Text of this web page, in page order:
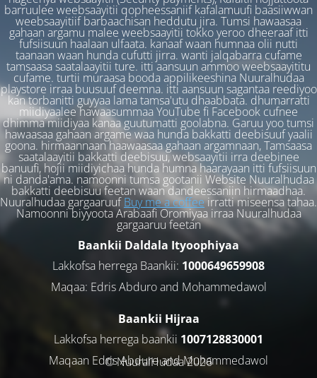
barruulee weebsaayitii qopheessaniif kafalamuufi baasiiwwan
weebsaayitiif barbaachisan heddutu jira. Tumsi hawaasaa
gahaan argamu malee weebsaayitii tokko yeroo dheeraaf itti
fufsiisuun haalaan ulfaata. kanaaf waan humnaa olii nutti
taanaan waan hunda cufutti jirra. wanti jalqabarra cufame
tamsaasa saatalaayitii ture. itti aansuun ammoo weebsaayititu
cufame. turtii muraasa booda appilikeeshina Nuuralhudaa
playstore irraa buusuuf deemna. itti aansuun sagantaa reediyoo
kan torbanitti guyyaa lama tamsa'utu dhaabbata. dhumarratti
miidiyaalee hawaasummaa YouTube fi Facebook cufnee
dhimma miidiyaa kanaa guutumatti goolabna. Garuu yoo tumsi
hawaasaa gahaan argame waa hunda bakkatti deebisuuf yaalii
goona. hirmaannaan haawaasaa gahaan argamnaan, Tamsaasa
saatalaayitii bakkatti deebisuu, websaayitii irra deebinee
banuufi, hojii miidiyichaa hunda humna haarayaan itti fufsiisuun
ni danda'ama. namoonni tumsa gootanii Website Nuuralhudaa
bakkatti deebisuu feetan waan dandeessaniin hirmaadhaa.
Nuuralhudaa gargaaruufBuy me a coffeeirratti miseensa tahaa.
Namoonni biyyoota Arabaafi Oromiyaa irraa Nuuralhudaa
gargaaruu feetan
Baankii Daldala Ityoophiyaa
Lakkofsa herrega Baankii: 1000649659908
Maqaa: Edris Abduro and Mohammedawol
Baankii Hijraa
Lakkofsa herrega baankii 1007128830001
Maqaan Edris Abduro and Muhammedawol
© NuuralHudaa 2026